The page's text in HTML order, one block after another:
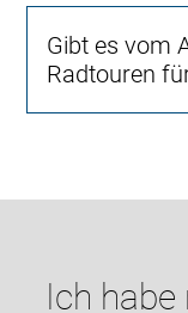
Gibt es vom
Radtouren
Ich